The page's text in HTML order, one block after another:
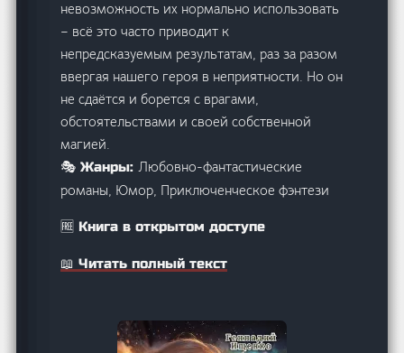
невозможность их нормально использовать
– всё это часто приводит к
непредсказуемым результатам, раз за разом
ввергая нашего героя в неприятности. Но он
не сдаётся и борется с врагами,
обстоятельствами и своей собственной
магией.
🎭 Жанры:Любовно-фантастические
романы, Юмор, Приключенческое фэнтези
🆓 Книга в открытом доступе
📖 Читать полный текст